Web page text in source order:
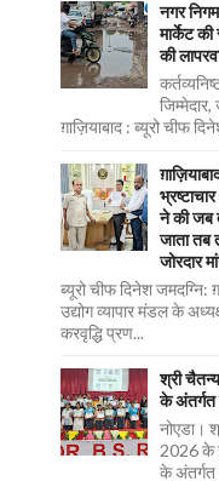
नगर
मार्केट
की
ग़ाज़ियाबाद : ब्यूरो चीफ
ने की जब
जाता तब
जोरदार
ब्यूरो चीफ दिनेश जमदग्नि:
उद्योग व्यापार मंडल के
करवृद्धि प्रण...
श्री
के अंतर्गत
नोएडा।
2026 के
के अंतर्गत